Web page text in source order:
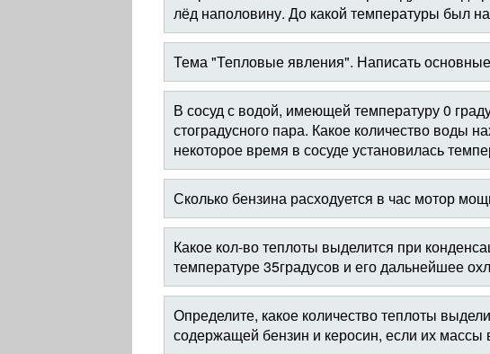
лёд наполовину. До какой температуры был
Тема "Тепловые явления". Написать
В сосуд с водой, имеющей температуру 0
стоградусного пара. Какое количество воды
некоторое время в сосуде установилась
Сколько бензина расходуется в час мотор
Какое кол-во теплоты выделится при
температуре 35градусов и его дальнейшее
Определите, какое количество теплоты
содержащей бензин и керосин, если их массы